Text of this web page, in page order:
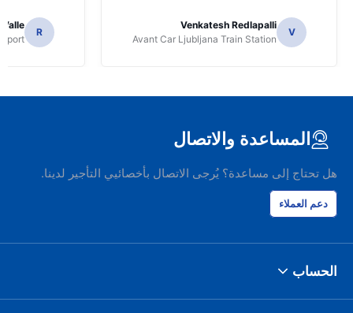
V
Venkatesh Redlapalli
Avant Car Ljubljana Train Station
R
المساعدة والاتصال
هل تحتاج إلى مساعدة؟ يُرجى الاتصال بأخصائيي التأجير لدينا.
دعم العملاء
الحساب